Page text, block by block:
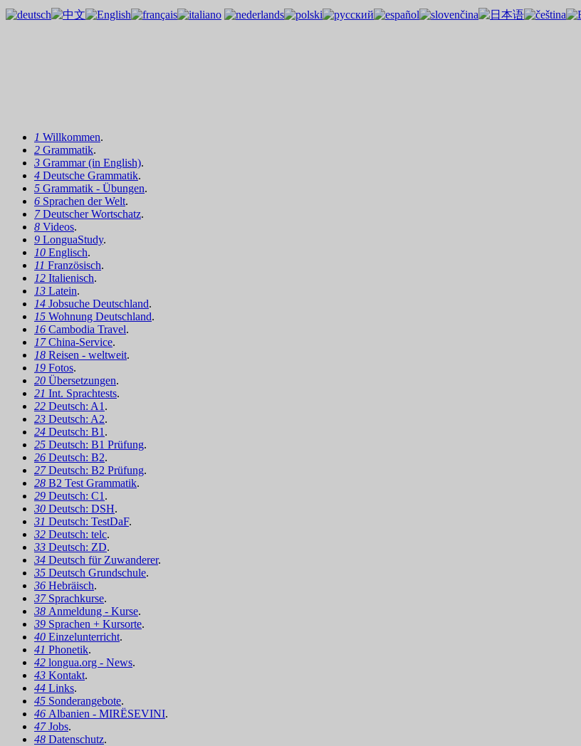
1 Willkommen.
2 Grammatik.
3 Grammar (in English).
4 Deutsche Grammatik.
5 Grammatik - Übungen.
6 Sprachen der Welt.
7Deutscher Wortschatz.
8 Videos.
9 LonguaStudy.
10 Englisch.
11 Französisch.
12 Italienisch.
13 Latein.
14 Jobsuche Deutschland.
15 Wohnung Deutschland.
16 Cambodia Travel.
17China-Service.
18 Reisen - weltweit.
19 Fotos.
20 Übersetzungen.
21 Int. Sprachtests.
22 Deutsch: A1 .
23 Deutsch: A2.
24 Deutsch: B1 .
25 Deutsch: B1 Prüfung.
26 Deutsch: B2.
27Deutsch: B2 Prüfung.
28 B2 Test Grammatik.
29 Deutsch: C1 .
30 Deutsch: DSH.
31 Deutsch: TestDaF.
32 Deutsch: telc.
33 Deutsch: ZD.
34 Deutsch für Zuwanderer.
35 Deutsch Grundschule.
36 Hebräisch.
37 Sprachkurse.
38 Anmeldung - Kurse.
39 Sprachen + Kursorte.
40 Einzelunterricht.
41 Phonetik.
42 longua.org - News.
43 Kontakt.
44 Links.
45 Sonderangebote.
46 Albanien - MIRËSEVINI.
47Jobs.
48 Datenschutz.